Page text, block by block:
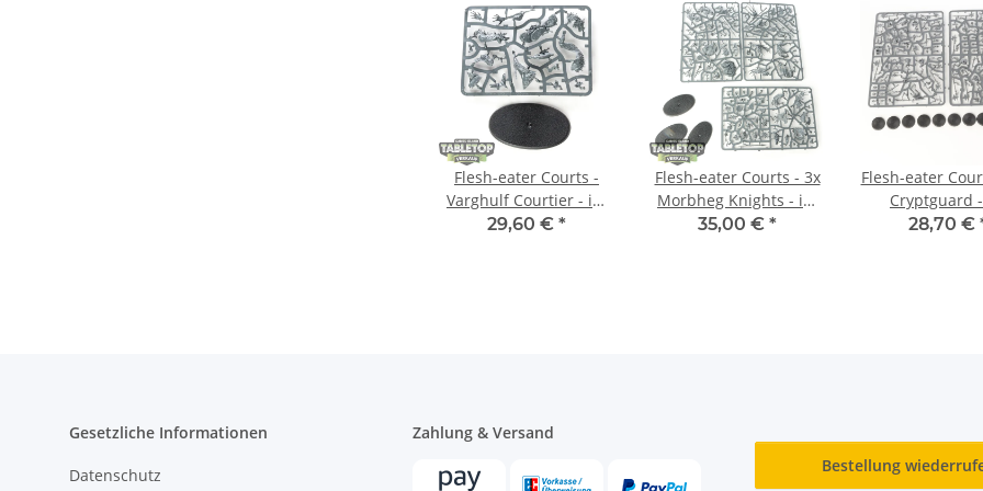
Flesh-eater Courts -
Varghulf Courtier - im
Gussrahmen
29,60 € *
Flesh-eater Courts - 3x
Morbheg Knights - im
Gussrahmen
35,00 € *
Flesh-eater
Cryptguard
28,70 €
Gesetzliche Informationen
Datenschutz
Zahlung & Versand
Bestellung